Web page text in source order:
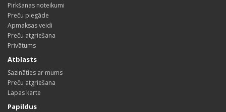
Pirkšanas noteikumi
Preču piegāde
Apmaksas veidi
Preču atgriešana
Privātums
Atblasts
Sazināties ar mums
Preču atgriešana
Lapas karte
Papildus